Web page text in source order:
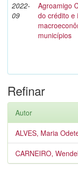
2022-
09
Agroamigo
do crédito e
municípios
Refinar
Autor
ALVES, Maria
CARNEIRO,